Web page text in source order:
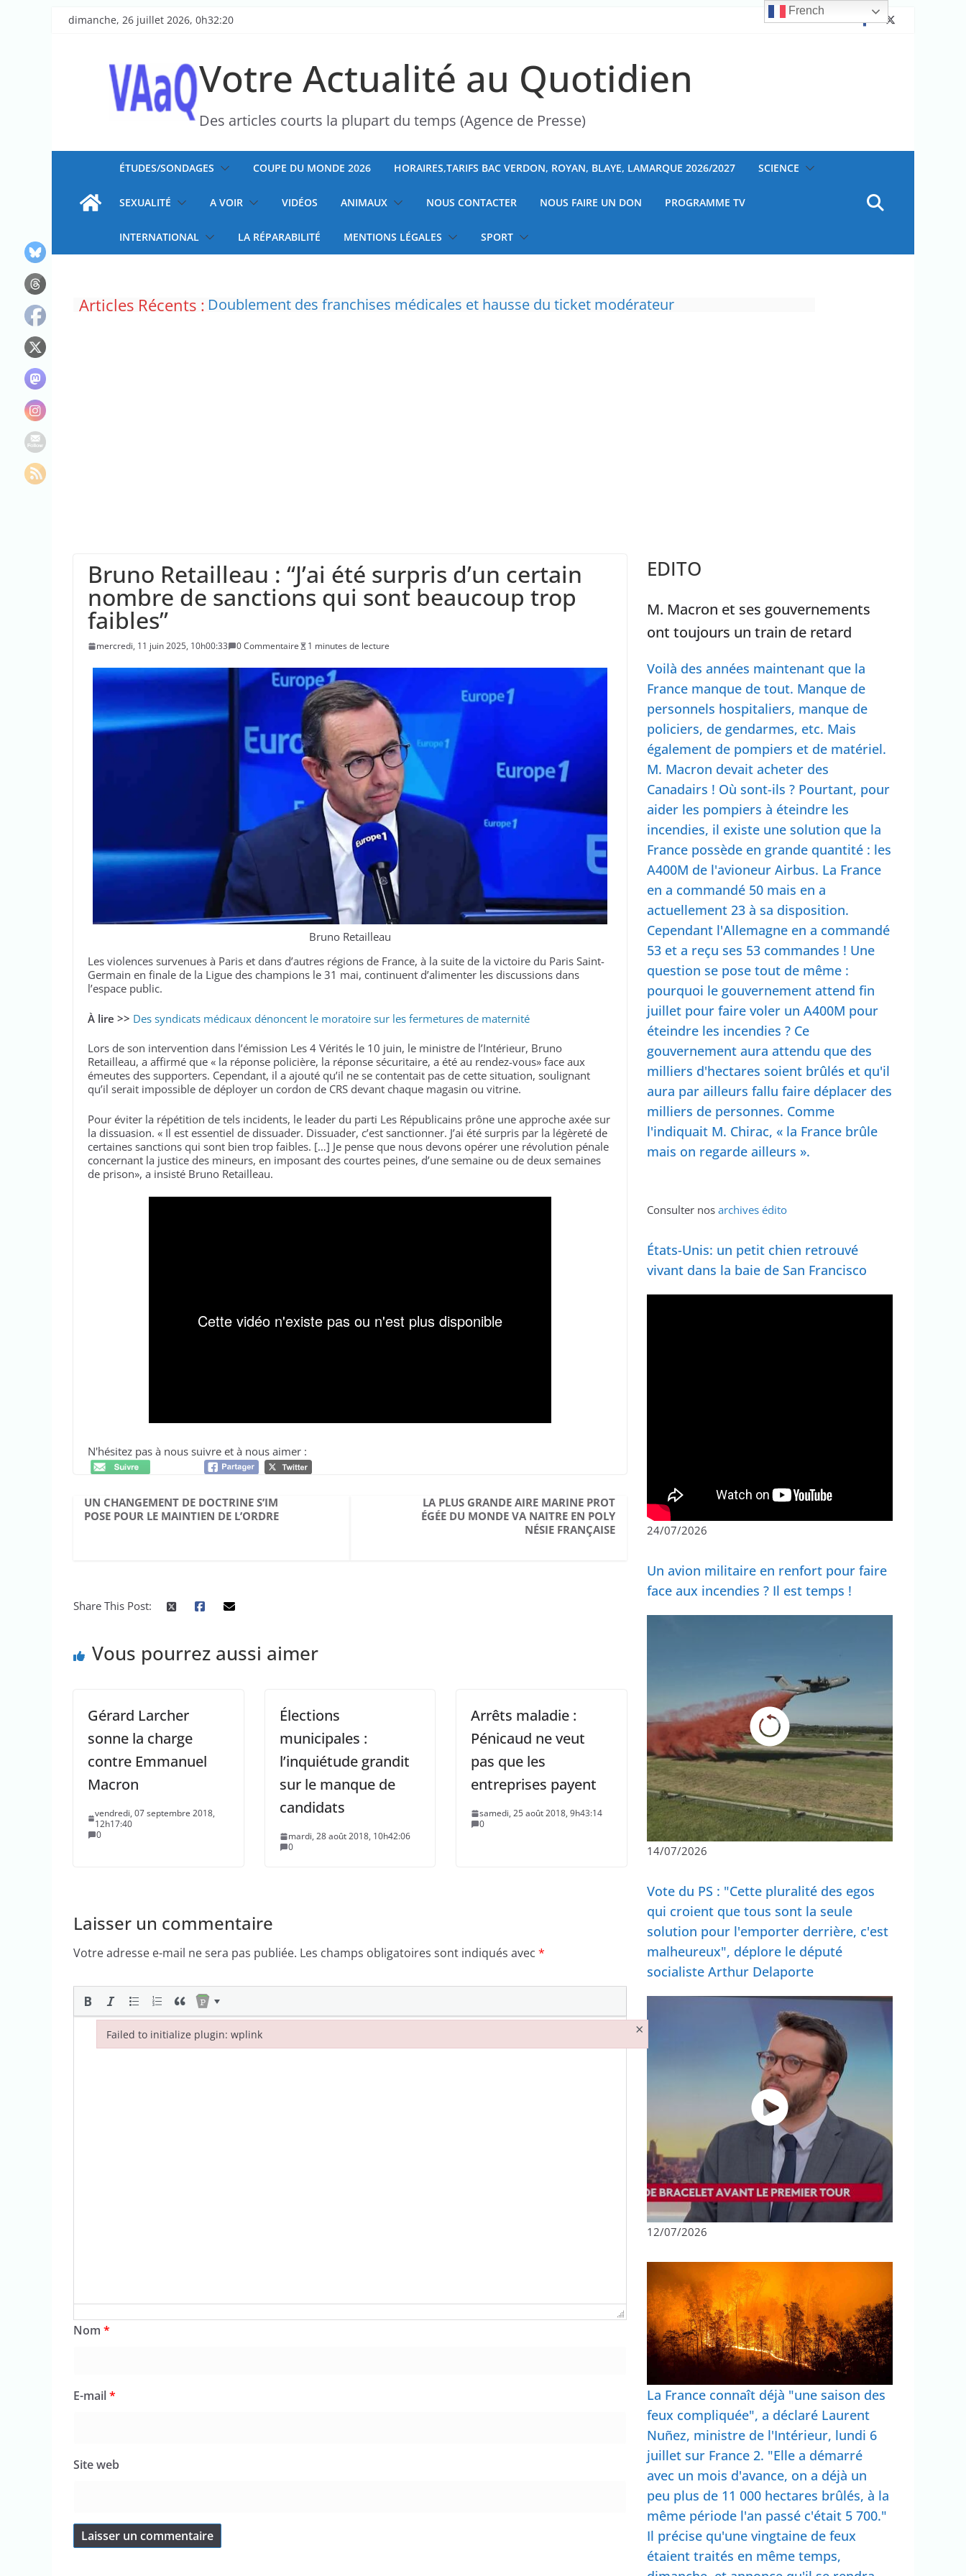
Passerdimanche, 26 juillet 2026, 0h32:20
Votre Actualité au Quotidien
Des articles courts la plupart du temps (Agence de Presse)
ÉTUDES/SONDAGES COUPE DU MONDE 2026 HORAIRES,TARIFS BAC VERDON, ROYAN, BLAYE, LAMARQUE 2026/2027 SCIENCE
SEXUALITÉ A VOIR VIDÉOS ANIMAUX NOUS CONTACTER NOUS FAIRE UN DON PROGRAMME TV
INTERNATIONAL LA RÉPARABILITÉ MENTIONS LÉGALES SPORT
Articles Récents : Doublement des franchises médicales et hausse du ticket modérateur
Bruno Retailleau : “J’ai été surpris d’un certain
nombre de sanctions qui sont beaucoup trop
faibles”
mercredi, 11 juin 2025, 10h00:33 0 Commentaire 1 minutes de lecture
Bruno Retailleau
Les violences survenues à Paris et dans d’autres régions de France, à la suite de la victoire du Paris Saint-
Germain en finale de la Ligue des champions le 31 mai, continuent d’alimenter les discussions dans
l’espace public.
À lire >> Des syndicats médicaux dénoncent le moratoire sur les fermetures de maternité
Lors de son intervention dans l’émission Les 4 Vérités le 10 juin, le ministre de l’Intérieur, Bruno
Retailleau, a affirmé que « la réponse policière, la réponse sécuritaire, a été au rendez-vous» face aux
émeutes des supporters. Cependant, il a ajouté qu’il ne se contentait pas de cette situation, soulignant
qu’il serait impossible de déployer un cordon de CRS devant chaque magasin ou vitrine.
Pour éviter la répétition de tels incidents, le leader du parti Les Républicains prône une approche axée sur
la dissuasion. « Il est essentiel de dissuader. Dissuader, c’est sanctionner. J’ai été surpris par la légèreté de
certaines sanctions qui sont bien trop faibles. […] Je pense que nous devons opérer une révolution pénale
concernant la justice des mineurs, en imposant des courtes peines, d’une semaine ou de deux semaines
de prison», a insisté Bruno Retailleau.
N'hésitez pas à nous suivre et à nous aimer :
UN CHANGEMENT DE DOCTRINE S’IM
POSE POUR LE MAINTIEN DE L’ORDRE
LA PLUS GRANDE AIRE MARINE PROT
ÉGÉE DU MONDE VA NAITRE EN POLY
NÉSIE FRANÇAISE
Share This Post:
Vous pourrez aussi aimer
Gérard Larcher
sonne la charge
contre Emmanuel
Macron
vendredi, 07 septembre 2018,
12h17:40
0
Élections
municipales :
l’inquiétude grandit
sur le manque de
candidats
mardi, 28 août 2018, 10h42:06
0
Arrêts maladie :
Pénicaud ne veut
pas que les
entreprises payent
samedi, 25 août 2018, 9h43:14
0
Laisser un commentaire
Votre adresse e-mail ne sera pas publiée. Les champs obligatoires sont indiqués avec *
Nom *
E-mail*
Site web
EDITO
M. Macron et ses gouvernements
ont toujours un train de retard
Voilà des années maintenant que la
France manque de tout. Manque de
personnels hospitaliers, manque de
policiers, de gendarmes, etc. Mais
également de pompiers et de matériel.
M. Macron devait acheter des
Canadairs ! Où sont-ils ? Pourtant, pour
aider les pompiers à éteindre les
incendies, il existe une solution que la
France possède en grande quantité : les
A400M de l'avioneur Airbus. La France
en a commandé 50 mais en a
actuellement 23 à sa disposition.
Cependant l'Allemagne en a commandé
53 et a reçu ses 53 commandes ! Une
question se pose tout de même :
pourquoi le gouvernement attend fin
juillet pour faire voler un A400M pour
éteindre les incendies ? Ce
gouvernement aura attendu que des
milliers d'hectares soient brûlés et qu'il
aura par ailleurs fallu faire déplacer des
milliers de personnes. Comme
l'indiquait M. Chirac, « la France brûle
mais on regarde ailleurs ».
Consulter nos archives édito
États-Unis: un petit chien retrouvé
vivant dans la baie de San Francisco
24/07/2026
Un avion militaire en renfort pour faire
face aux incendies ? Il est temps !
14/07/2026
Vote du PS : "Cette pluralité des egos
qui croient que tous sont la seule
solution pour l'emporter derrière, c'est
malheureux", déplore le député
socialiste Arthur Delaporte
12/07/2026
La France connaît déjà "une saison des
feux compliquée", a déclaré Laurent
Nuñez, ministre de l'Intérieur, lundi 6
juillet sur France 2. "Elle a démarré
avec un mois d'avance, on a déjà un
peu plus de 11 000 hectares brûlés, à la
même période l'an passé c'était 5 700."
Il précise qu'une vingtaine de feux
étaient traités en même temps,
French
Failed to initialize plugin: wplink ×
Failed to initialize plugin: wplink